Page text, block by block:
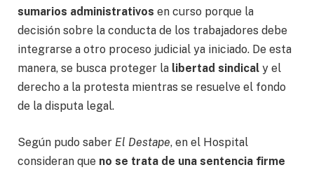
sumarios administrativos en curso porque la
decisión sobre la conducta de los trabajadores debe
integrarse a otro proceso judicial ya iniciado. De esta
manera, se busca proteger la libertad sindical y el
derecho a la protesta mientras se resuelve el fondo
de la disputa legal.
Según pudo saber El Destape, en el Hospital
consideran que no se trata de una sentencia firme